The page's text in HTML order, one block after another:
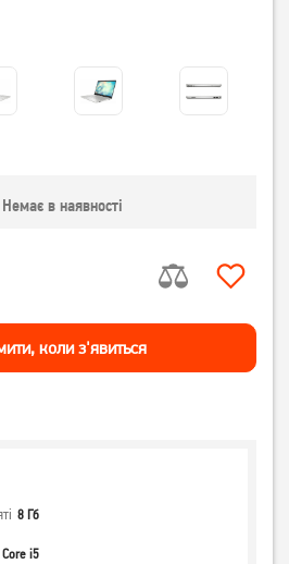
Немає в наявності
коли з'явиться
8 Гб
i5